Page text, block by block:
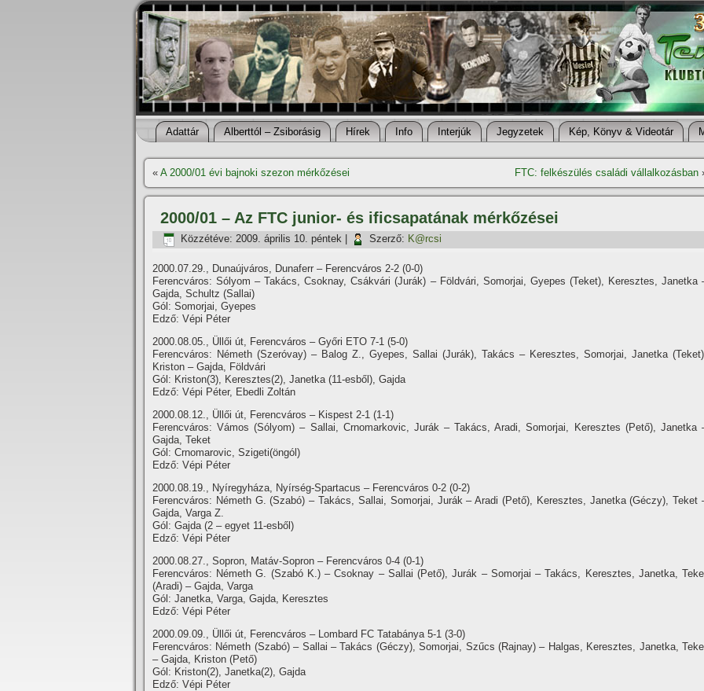
Adattár Alberttól – Zsiborásig Hí­rek Info Interjúk Jegyzetek Kép, Könyv & Videotár
« A 2000/01 évi bajnoki szezon mérkőzései FTC: felkészülés családi vállalkozásban
2000/01 – Az FTC junior- és ificsapatának mérkőzései
Közzétéve: 2009. április 10. péntek Szerző: K@rcsi
2000.07.29., Dunaújváros, Dunaferr – Ferencváros 2-2 (0-0)
Ferencváros: Sólyom – Takács, Csoknay, Csákvári (Jurák) – Földvári, Somorjai, Gyepes (Teket), Keresztes, Janetka
Gajda, Schultz (Sallai)
Gól: Somorjai, Gyepes
Edző: Vépi Péter
2000.08.05., Üllői út, Ferencváros – Győri ETO 7-1 (5-0)
Ferencváros: Németh (Szeróvay) – Balog Z., Gyepes, Sallai (Jurák), Takács – Keresztes, Somorjai, Janetka
Kriston – Gajda, Földvári
Gól: Kriston(3), Keresztes(2), Janetka (11-esből), Gajda
Edző: Vépi Péter, Ebedli Zoltán
2000.08.12., Üllői út, Ferencváros – Kispest 2-1 (1-1)
Ferencváros: Vámos (Sólyom) – Sallai, Crnomarkovic, Jurák – Takács, Aradi, Somorjai, Keresztes (Pető), Janetka
Gajda, Teket
Gól: Crnomarovic, Szigeti(öngól)
Edző: Vépi Péter
2000.08.19., Nyí­regyháza, Nyí­rség-Spartacus – Ferencváros 0-2 (0-2)
Ferencváros: Németh G. (Szabó) – Takács, Sallai, Somorjai, Jurák – Aradi (Pető), Keresztes, Janetka (Géczy), Teket
Gajda, Varga Z.
Gól: Gajda (2 – egyet 11-esből)
Edző: Vépi Péter
2000.08.27., Sopron, Matáv-Sopron – Ferencváros 0-4 (0-1)
Ferencváros: Németh G. (Szabó K.) – Csoknay – Sallai (Pető), Jurák – Somorjai – Takács, Keresztes, Janetka,
(Aradi) – Gajda, Varga
Gól: Janetka, Varga, Gajda, Keresztes
Edző: Vépi Péter
2000.09.09., Üllői út, Ferencváros – Lombard FC Tatabánya 5-1 (3-0)
Ferencváros: Németh (Szabó) – Sallai – Takács (Géczy), Somorjai, Szűcs (Rajnay) – Halgas, Keresztes, Janetka,
– Gajda, Kriston (Pető)
Gól: Kriston(2), Janetka(2), Gajda
Edző: Vépi Péter